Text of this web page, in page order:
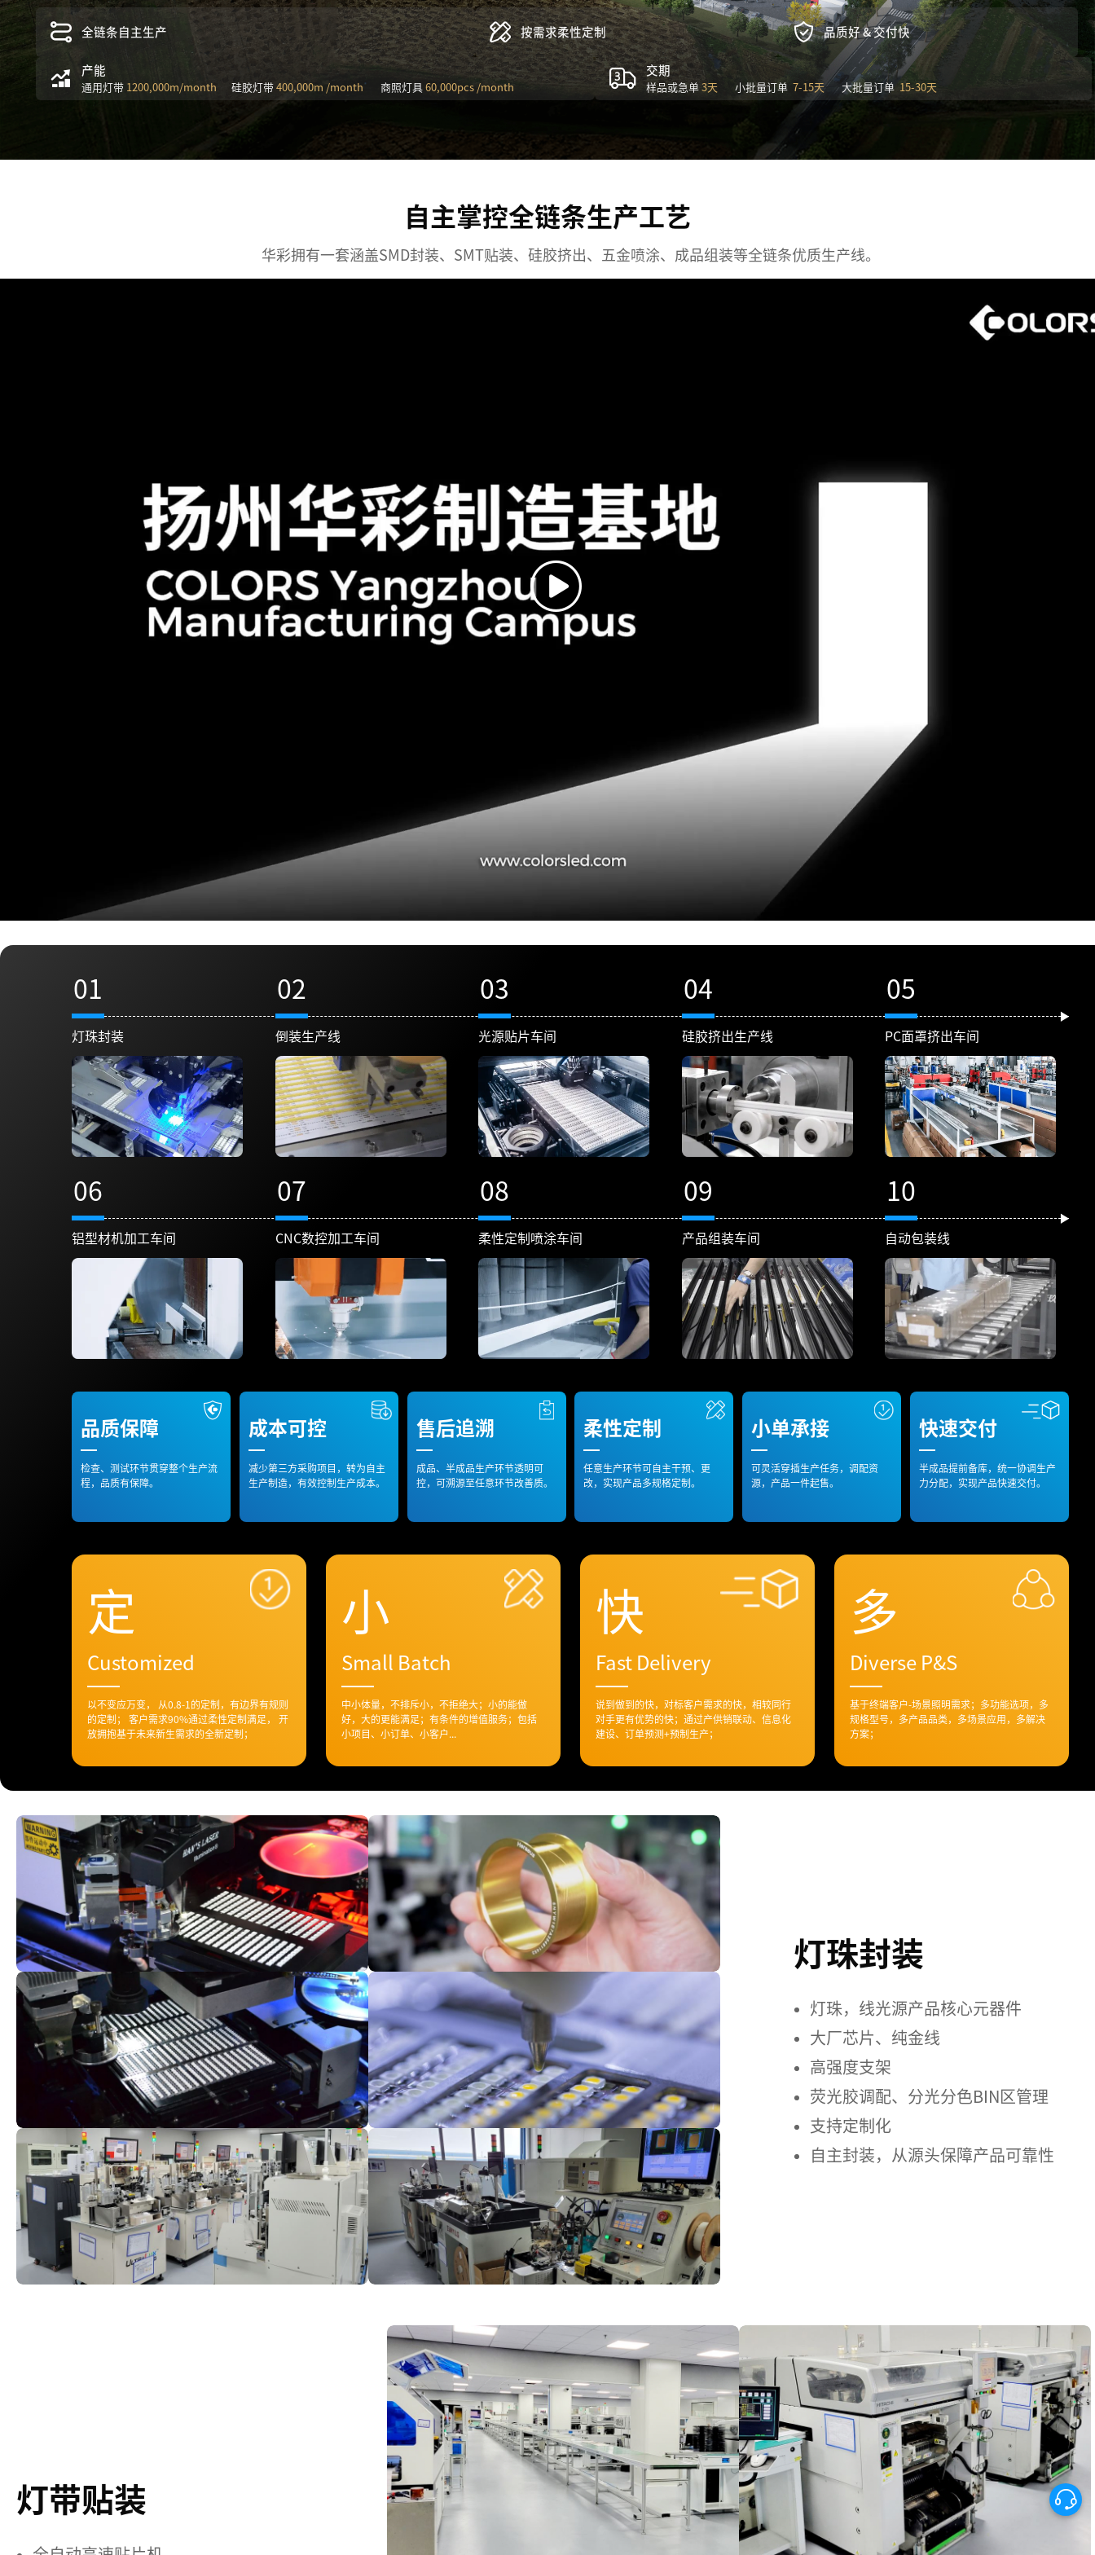
全链条自主生产 按需求柔性定制 品质好 & 交付快
产能
通用灯带 1200,000m/month 硅胶灯带 400,000m /month 商照灯具 60,000pcs /month
交期
样品或急单 3天 小批量订单 7-15天 大批量订单 15-30天
自主掌控全链条生产工艺
华彩拥有一套涵盖SMD封装、SMT贴装、硅胶挤出、五金喷涂、成品组装等全链条优质生产线。
01 02 03 04 05
灯珠封装 倒装生产线 光源贴片车间 硅胶挤出生产线 PC面罩挤出车间
06 07 08 09 10
铝型材机加工车间 CNC数控加工车间 柔性定制喷涂车间 产品组装车间 自动包装线
品质保障
检查、测试环节贯穿整个生产流
程，品质有保障。
成本可控
减少第三方采购项目，转为自主
生产制造，有效控制生产成本。
售后追溯
成品、半成品生产环节透明可
控，可溯源至任意环节改善质。
柔性定制
任意生产环节可自主干预、更
改，实现产品多规格定制。
小单承接
可灵活穿插生产任务，调配资
源，产品一件起售。
快速交付
半成品提前备库，统一协调生产
力分配，实现产品快速交付。
定
Customized
以不变应万变， 从0.8-1的定制，有边界有规则
的定制； 客户需求90%通过柔性定制满足， 开
放拥抱基于未来新生需求的全新定制；
小
Small Batch
中小体量，不排斥小，不拒绝大；小的能做
好，大的更能满足；有条件的增值服务；包括
小项目、小订单、小客户...
快
Fast Delivery
说到做到的快，对标客户需求的快，相较同行
对手更有优势的快；通过产供销联动、信息化
建设、订单预测+预制生产；
多
Diverse P&S
基于终端客户-场景照明需求；多功能选项，多
规格型号，多产品品类，多场景应用，多解决
方案；
灯珠封装
灯珠，线光源产品核心元器件
大厂芯片、纯金线
高强度支架
荧光胶调配、分光分色BIN区管理
支持定制化
自主封装，从源头保障产品可靠性
灯带贴装